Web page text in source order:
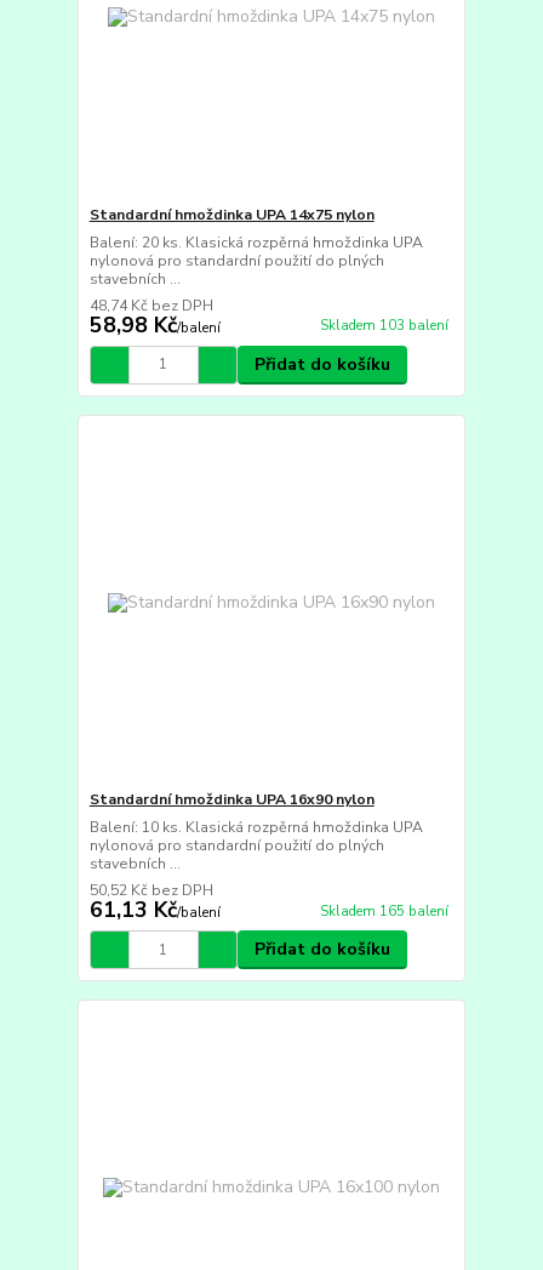
Standardní hmoždinka UPA 14x75 nylon
Balení: 20 ks. Klasická rozpěrná hmoždinka UPA
nylonová pro standardní použití do plných
stavebních ...
58,98 Kč/balení
48,74 Kč bez DPH
Skladem 103 balení
Přidat do košíku
Standardní hmoždinka UPA 16x90 nylon
Balení: 10 ks. Klasická rozpěrná hmoždinka UPA
nylonová pro standardní použití do plných
stavebních ...
61,13 Kč/balení
50,52 Kč bez DPH
Skladem 165 balení
Přidat do košíku